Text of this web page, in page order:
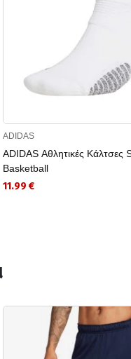
ADIDAS
ADIDAS Αθλητικές Κάλτσες
Basketball
11.99 €